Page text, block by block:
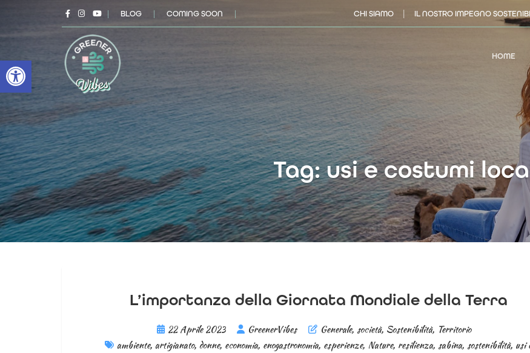
Open toolbar
BLOG COMING SOON CHI SIAMO IL NOSTRO IMPEGNO
HOME
Tag: usi e costumi
L’importanza della Giornata Mondiale della Terra
22 Aprile 2023 GreenerVibes Generale, società, Sostenibilità, Territorio
ambiente, artigianato, donne, economia, enogastronomia, esperienze, Nature, resilienza, sabina, sostenibilità, usi